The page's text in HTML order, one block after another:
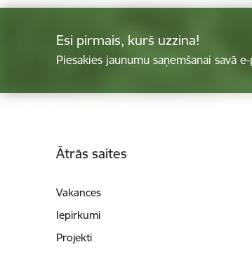
Esi pirmais, kurš uzzina!
Piesakies jaunumu saņemšanai savā e-
Ātrās saites
Vakances
Iepirkumi
Projekti